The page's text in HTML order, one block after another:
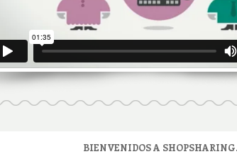
BIENVENIDOS A SHOPSHARING.